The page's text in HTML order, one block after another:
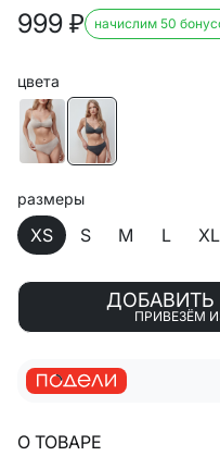
999 ₽ начислим 50
цвета
размеры
XS S M L XL
ДОБАВИТЬ
ПРИВЕЗЁМ
О ТОВАРЕ